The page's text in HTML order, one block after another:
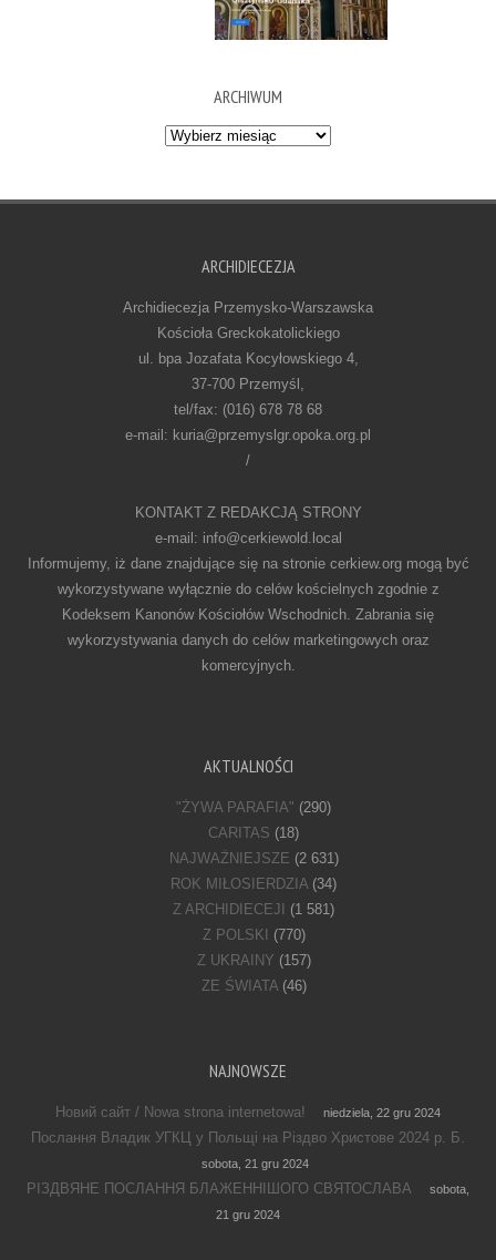
ARCHIWUM
Archiwum
ARCHIDIECEZJA
Archidiecezja Przemysko-Warszawska
Kościoła Greckokatolickiego
ul. bpa Jozafata Kocyłowskiego 4,
37-700 Przemyśl,
tel/fax: (016) 678 78 68
e-mail: kuria@przemyslgr.opoka.org.pl
/
KONTAKT Z REDAKCJĄ STRONY
e-mail: info@cerkiewold.local
Informujemy, iż dane znajdujące się na stronie cerkiew.org mogą być
wykorzystywane wyłącznie do celów kościelnych zgodnie z
Kodeksem Kanonów Kościołów Wschodnich. Zabrania się
wykorzystywania danych do celów marketingowych oraz
komercyjnych.
AKTUALNOŚCI
"ŻYWA PARAFIA" (290)
CARITAS (18)
NAJWAŻNIEJSZE (2 631)
ROK MIŁOSIERDZIA(34)
Z ARCHIDIECEJI
(1 581)
Z POLSKI
(770)
Z UKRAINY (157)
ZE ŚWIATA(46)
NAJNOWSZE
Новий сайт / Nowa strona internetowa! niedziela, 22 gru 2024
Послання Владик УГКЦ у Польщі на Різдво Христове 2024 р. Б.
sobota, 21 gru 2024
РІЗДВЯНЕ ПОСЛАННЯ БЛАЖЕННІШОГО СВЯТОСЛАВА
sobota,
21 gru 2024